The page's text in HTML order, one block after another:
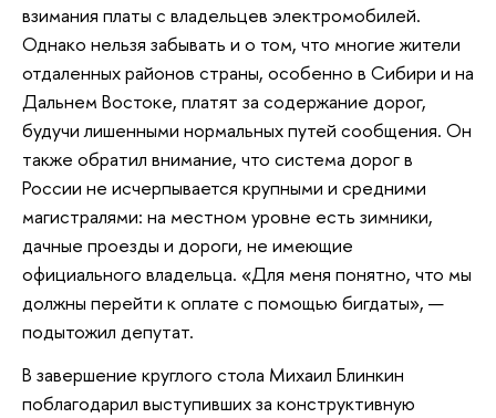
взимания платы с владельцев электромобилей.
Однако нельзя забывать и о том, что многие жители
отдаленных районов страны, особенно в Сибири и на
Дальнем Востоке, платят за содержание дорог,
будучи лишенными нормальных путей сообщения. Он
также обратил внимание, что система дорог в
России не исчерпывается крупными и средними
магистралями: на местном уровне есть зимники,
дачные проезды и дороги, не имеющие
официального владельца. «Для меня понятно, что мы
должны перейти к оплате с помощью бигдаты», —
подытожил депутат.
В завершение круглого стола Михаил Блинкин
поблагодарил выступивших за конструктивную